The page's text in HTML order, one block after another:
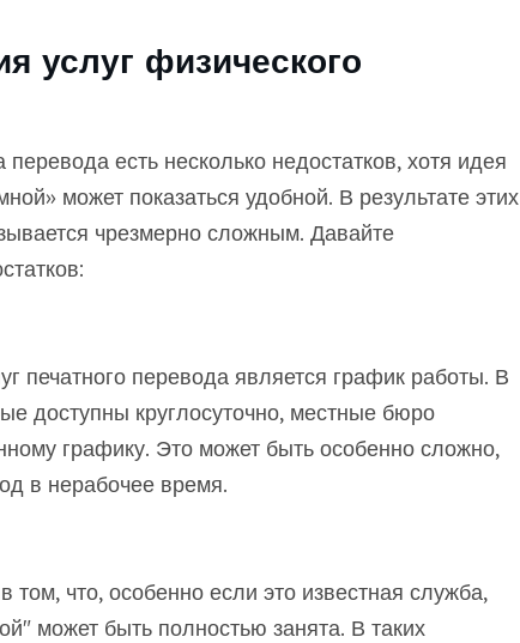
услуг физического
есть несколько недостатков, хотя идея
может показаться удобной. В результате этих
чрезмерно сложным. Давайте
печатного перевода является график работы. В
доступны круглосуточно, местные бюро
графику. Это может быть особенно сложно,
в нерабочее время.
том, что, особенно если это известная служба,
может быть полностью занята. В таких